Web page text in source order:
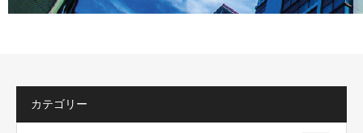
カテゴリー